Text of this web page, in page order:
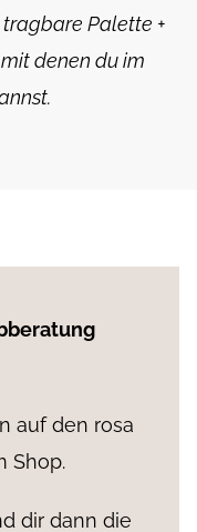
Palette +
denen du im
auf den rosa
Shop.
dir dann die